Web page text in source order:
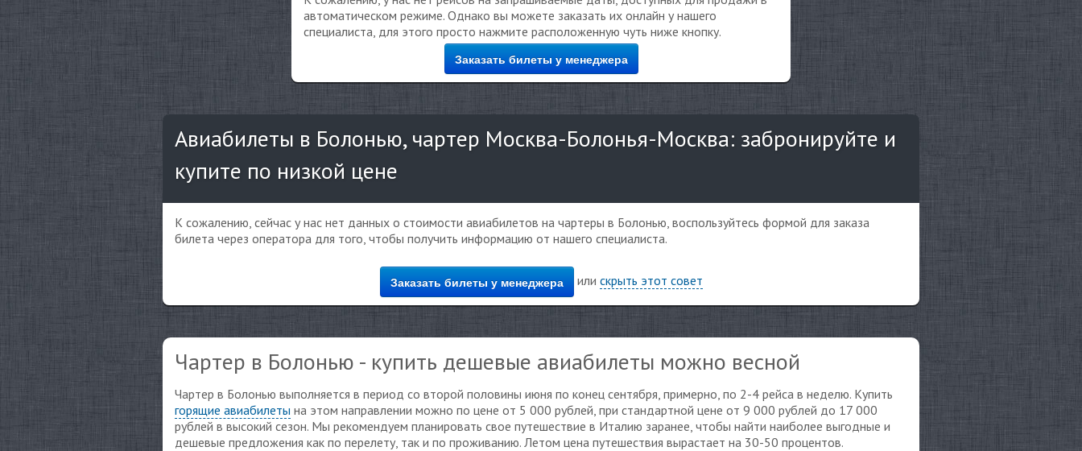
автоматическом режиме. Однако вы можете заказать их онлайн у нашего
специалиста, для этого просто нажмите расположенную чуть ниже кнопку.
Заказать билеты у менеджера
Авиабилеты в Болонью, чартер Москва-Болонья-Москва: забронируйте и
купите по низкой цене
К сожалению, сейчас у нас нет данных о стоимости авиабилетов на чартеры в Болонью, воспользуйтесь формой для заказа
билета через оператора для того, чтобы получить информацию от нашего специалиста.
Заказать билеты у менеджера или скрыть этот совет
Чартер в Болонью - купить дешевые авиабилеты можно весной
Чартер в Болонью выполняется в период со второй половины июня по конец сентября, примерно, по 2-4 рейса в неделю. Купить
горящие авиабилеты на этом направлении можно по цене от 5 000 рублей, при стандартной цене от 9 000 рублей до 17 000
рублей в высокий сезон. Мы рекомендуем планировать свое путешествие в Италию заранее, чтобы найти наиболее выгодные и
дешевые предложения как по перелету, так и по проживанию. Летом цена путешествия вырастает на 30-50 процентов.